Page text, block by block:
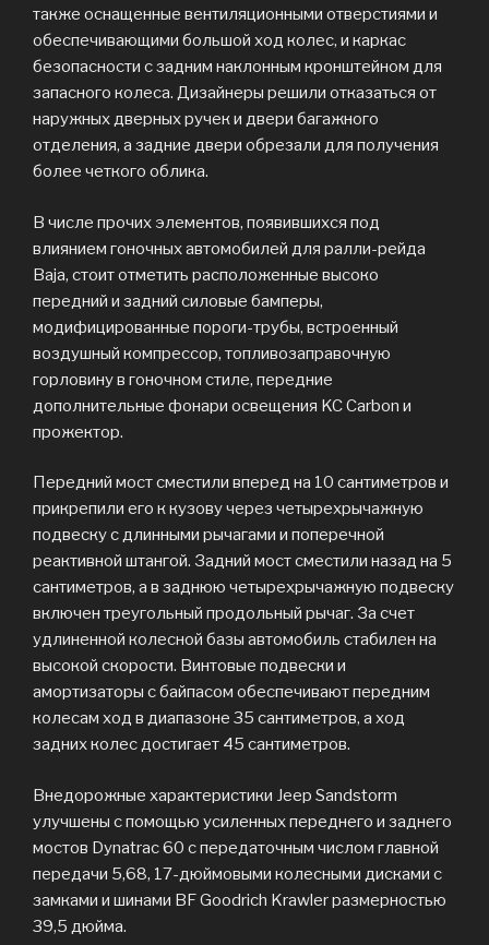
также оснащенные вентиляционными отверстиями и
обеспечивающими большой ход колес, и каркас
безопасности с задним наклонным кронштейном для
запасного колеса. Дизайнеры решили отказаться от
наружных дверных ручек и двери багажного
отделения, а задние двери обрезали для получения
более четкого облика.
В числе прочих элементов, появившихся под
влиянием гоночных автомобилей для ралли-рейда
Baja, стоит отметить расположенные высоко
передний и задний силовые бамперы,
модифицированные пороги-трубы, встроенный
воздушный компрессор, топливозаправочную
горловину в гоночном стиле, передние
дополнительные фонари освещения KC Carbon и
прожектор.
Передний мост сместили вперед на 10 сантиметров и
прикрепили его к кузову через четырехрычажную
подвеску с длинными рычагами и поперечной
реактивной штангой. Задний мост сместили назад на 5
сантиметров, а в заднюю четырехрычажную подвеску
включен треугольный продольный рычаг. За счет
удлиненной колесной базы автомобиль стабилен на
высокой скорости. Винтовые подвески и
амортизаторы с байпасом обеспечивают передним
колесам ход в диапазоне 35 сантиметров, а ход
задних колес достигает 45 сантиметров.
Внедорожные характеристики Jeep Sandstorm
улучшены с помощью усиленных переднего и заднего
мостов Dynatrac 60 с передаточным числом главной
передачи 5,68, 17-дюймовыми колесными дисками с
замками и шинами BF Goodrich Krawler размерностью
39,5 дюйма.